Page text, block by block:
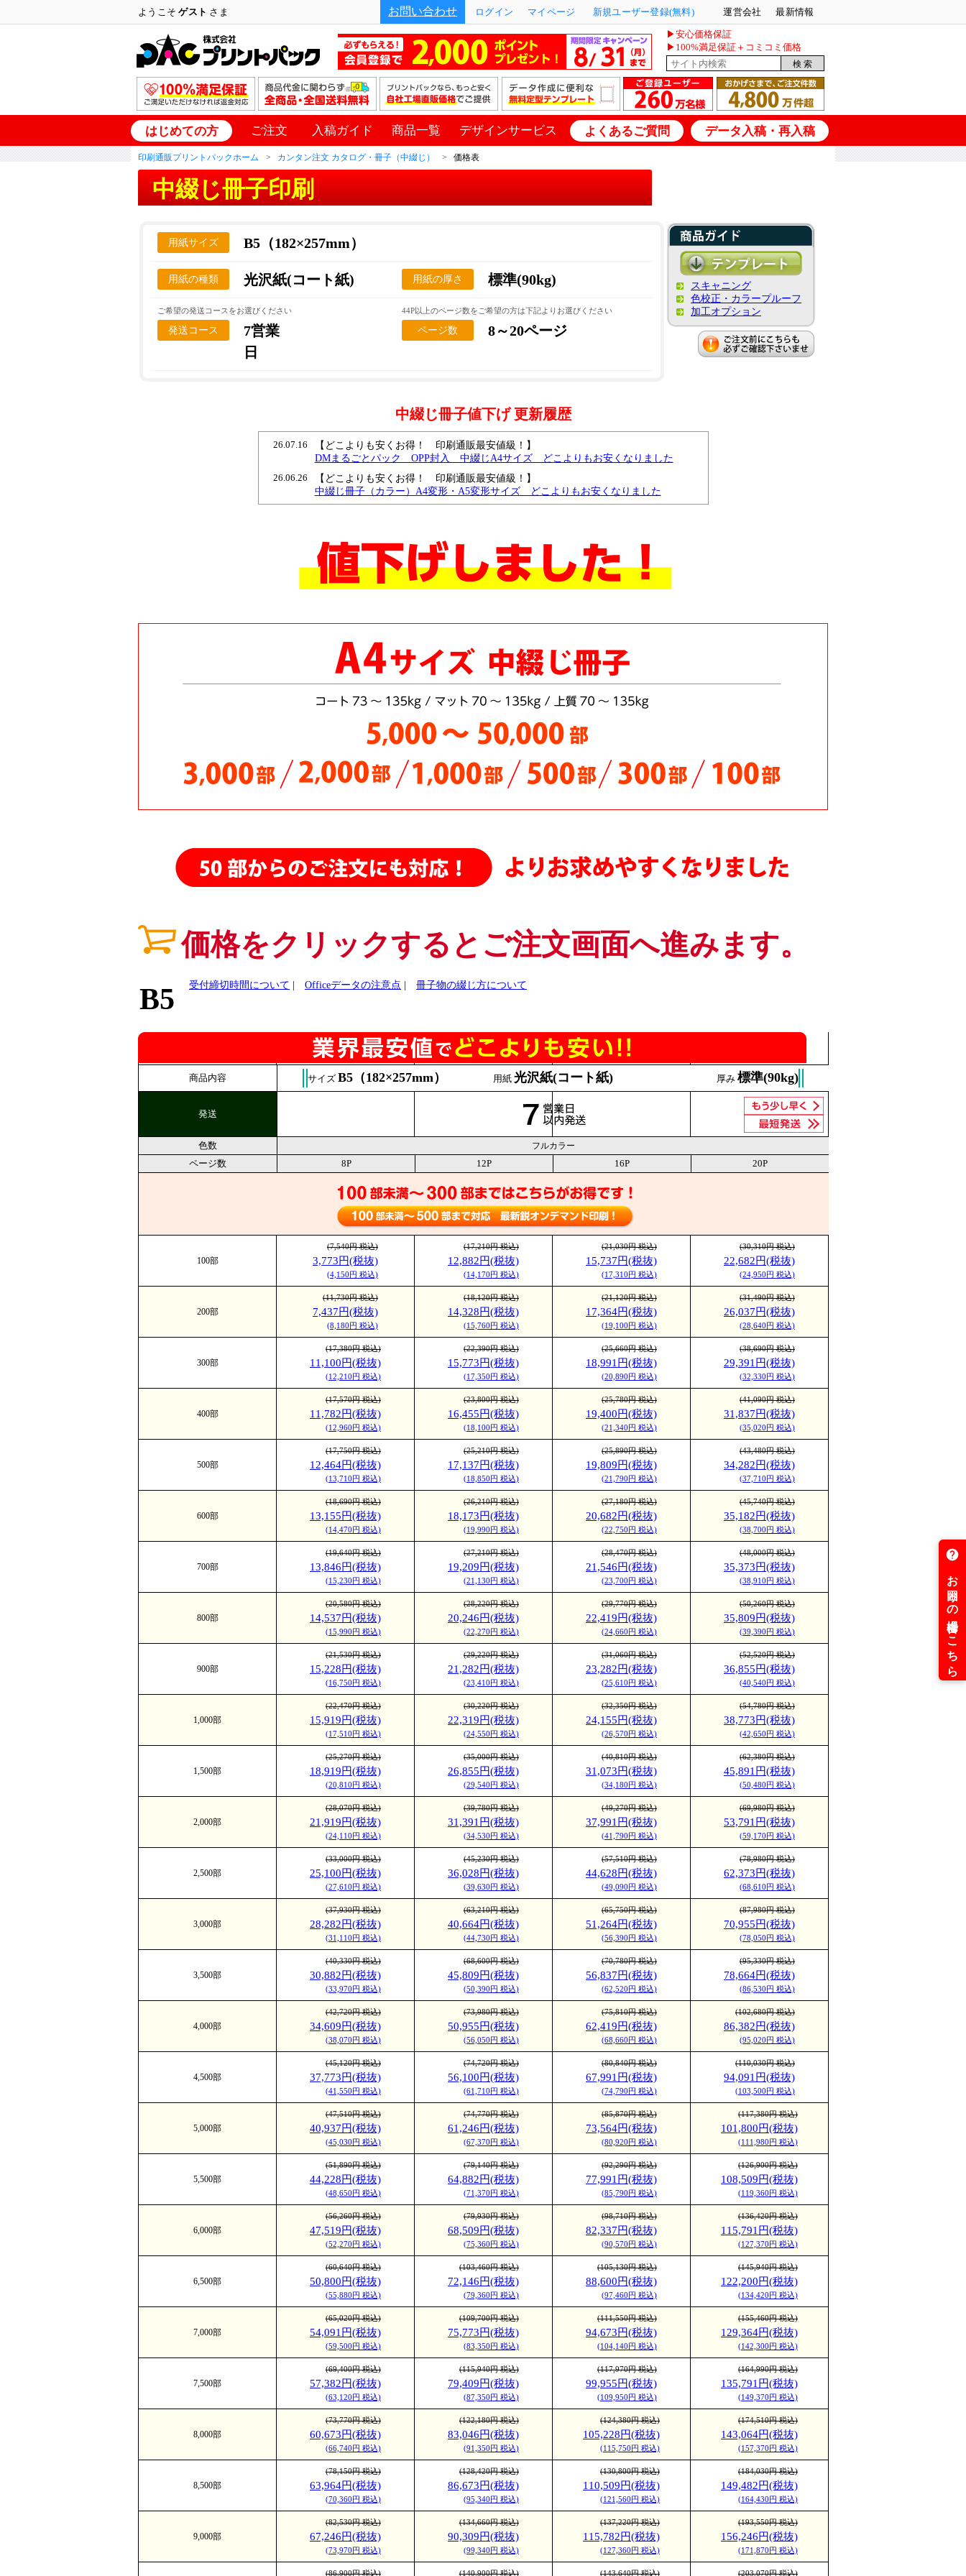
ようこそゲスト さま お問い合わせ ログイン マイページ 新規ユーザー登録(無料) 運営会社 最新情報
▶安心価格保証
▶100%満足保証＋コミコミ価格
はじめての方 ご注文 入稿ガイド 商品一覧 デザインサービス よくあるご質問 データ入稿・再入稿
印刷通販プリントパックホーム カンタン注文 カタログ・冊子（中綴じ） 価格表
中綴じ冊子印刷
用紙サイズ B5（182×257mm）
用紙の種類 光沢紙(コート紙) 用紙の厚さ 標準(90kg)
ご希望の発送コースをお選びください
発送コース
7営業
日
44P以上のページ数をご希望の方は下記よりお選びください
ページ数 8～20ページ
スキャニング
色校正・カラープルーフ
加工オプション
中綴じ冊子値下げ 更新履歴
26.07.16
【どこよりも安くお得！ 印刷通販最安値級！】
DMまるごとパック OPP封入 中綴じA4サイズ どこよりもお安くなりました
26.06.26
【どこよりも安くお得！ 印刷通販最安値級！】
中綴じ冊子（カラー）A4変形・A5変形サイズ どこよりもお安くなりました
中綴じモノクロA4・B5サイズがどこよりもお安くなりました
中綴じモノクロ B6・A5サイズ どこよりも安く、さらに値下げしました
中綴じ冊子・A4サイズを、どこよりも安く値下げしました。
26.02.19
中綴じ冊子・モノクロ・A6サイズをどこよりも安く値下げしました
中綴じ冊子・モノクロ・A5/B6 サイズをどこよりも安く値下げしました
中綴じ冊子・カラー・B6サイズ 7営業日を追加し、どこよりも安く値下げしました
26.02.06
中綴じ冊子・モノクロ・A4サイズをさらに値下げしました。最大5万部ご対応中！
中綴じ冊子・A4サイズ・カラー 各種用紙を更に値下げしました
中綴じ冊子（カラー）A4／B5サイズ さらに値下げしました
折パンフレット
中綴じ冊子（モノクロ）をさらに値下げしました
26.01.20
中綴じ冊子・A4・B5変形サイズ（モノクロ） さらに値下げしました
25.11.07
中綴じ冊子（カラー）A4、B5、A5サイズ（5,000部まで）更に値下げしました！
25.10.13
オフセット中綴じ・A4サイズ 5,000部～50,000部をさらに【値下げ】はじめました！
25.10.08
オフセット中綴じ冊子・A5変形カラー さらに【値下げ】はじめました！
25.09.15
中綴じ冊子・A4サイズ 100・300・500・1000・2000・3000部をさらに値下げ！
価格をクリックするとご注文画面へ進みます。
B5
受付締切時間について Officeデータの注意点 冊子物の綴じ方について
100部
(7,540円 税込)
3,773円(税抜)
(4,150円 税込)
(17,210円 税込)
12,882円(税抜)
(14,170円 税込)
(21,030円 税込)
15,737円(税抜)
(17,310円 税込)
(30,310円 税込)
22,682円(税抜)
(24,950円 税込)
200部
(11,730円 税込)
7,437円(税抜)
(8,180円 税込)
(18,120円 税込)
14,328円(税抜)
(15,760円 税込)
(21,120円 税込)
17,364円(税抜)
(19,100円 税込)
(31,490円 税込)
26,037円(税抜)
(28,640円 税込)
300部
(17,380円 税込)
11,100円(税抜)
(12,210円 税込)
(22,390円 税込)
15,773円(税抜)
(17,350円 税込)
(25,660円 税込)
18,991円(税抜)
(20,890円 税込)
(38,690円 税込)
29,391円(税抜)
(32,330円 税込)
400部
(17,570円 税込)
11,782円(税抜)
(12,960円 税込)
(23,800円 税込)
16,455円(税抜)
(18,100円 税込)
(25,780円 税込)
19,400円(税抜)
(21,340円 税込)
(41,090円 税込)
31,837円(税抜)
(35,020円 税込)
500部
(17,750円 税込)
12,464円(税抜)
(13,710円 税込)
(25,210円 税込)
17,137円(税抜)
(18,850円 税込)
(25,890円 税込)
19,809円(税抜)
(21,790円 税込)
(43,480円 税込)
34,282円(税抜)
(37,710円 税込)
600部
(18,690円 税込)
13,155円(税抜)
(14,470円 税込)
(26,210円 税込)
18,173円(税抜)
(19,990円 税込)
(27,180円 税込)
20,682円(税抜)
(22,750円 税込)
(45,740円 税込)
35,182円(税抜)
(38,700円 税込)
700部
(19,640円 税込)
13,846円(税抜)
(15,230円 税込)
(27,210円 税込)
19,209円(税抜)
(21,130円 税込)
(28,470円 税込)
21,546円(税抜)
(23,700円 税込)
(48,000円 税込)
35,373円(税抜)
(38,910円 税込)
800部
(20,580円 税込)
14,537円(税抜)
(15,990円 税込)
(28,220円 税込)
20,246円(税抜)
(22,270円 税込)
(29,770円 税込)
22,419円(税抜)
(24,660円 税込)
(50,260円 税込)
35,809円(税抜)
(39,390円 税込)
900部
(21,530円 税込)
15,228円(税抜)
(16,750円 税込)
(29,220円 税込)
21,282円(税抜)
(23,410円 税込)
(31,060円 税込)
23,282円(税抜)
(25,610円 税込)
(52,520円 税込)
36,855円(税抜)
(40,540円 税込)
1,000部
(22,470円 税込)
15,919円(税抜)
(17,510円 税込)
(30,220円 税込)
22,319円(税抜)
(24,550円 税込)
(32,350円 税込)
24,155円(税抜)
(26,570円 税込)
(54,780円 税込)
38,773円(税抜)
(42,650円 税込)
1,500部
(25,270円 税込)
18,919円(税抜)
(20,810円 税込)
(35,000円 税込)
26,855円(税抜)
(29,540円 税込)
(40,810円 税込)
31,073円(税抜)
(34,180円 税込)
(62,380円 税込)
45,891円(税抜)
(50,480円 税込)
2,000部
(28,070円 税込)
21,919円(税抜)
(24,110円 税込)
(39,780円 税込)
31,391円(税抜)
(34,530円 税込)
(49,270円 税込)
37,991円(税抜)
(41,790円 税込)
(69,980円 税込)
53,791円(税抜)
(59,170円 税込)
2,500部
(33,000円 税込)
25,100円(税抜)
(27,610円 税込)
(45,230円 税込)
36,028円(税抜)
(39,630円 税込)
(57,510円 税込)
44,628円(税抜)
(49,090円 税込)
(78,980円 税込)
62,373円(税抜)
(68,610円 税込)
3,000部
(37,930円 税込)
28,282円(税抜)
(31,110円 税込)
(63,210円 税込)
40,664円(税抜)
(44,730円 税込)
(65,750円 税込)
51,264円(税抜)
(56,390円 税込)
(87,980円 税込)
70,955円(税抜)
(78,050円 税込)
3,500部
(40,330円 税込)
30,882円(税抜)
(33,970円 税込)
(68,600円 税込)
45,809円(税抜)
(50,390円 税込)
(70,780円 税込)
56,837円(税抜)
(62,520円 税込)
(95,330円 税込)
78,664円(税抜)
(86,530円 税込)
4,000部
(42,720円 税込)
34,609円(税抜)
(38,070円 税込)
(73,980円 税込)
50,955円(税抜)
(56,050円 税込)
(75,810円 税込)
62,419円(税抜)
(68,660円 税込)
(102,680円 税込)
86,382円(税抜)
(95,020円 税込)
4,500部
(45,120円 税込)
37,773円(税抜)
(41,550円 税込)
(74,720円 税込)
56,100円(税抜)
(61,710円 税込)
(80,840円 税込)
67,991円(税抜)
(74,790円 税込)
(110,030円 税込)
94,091円(税抜)
(103,500円 税込)
5,000部
(47,510円 税込)
40,937円(税抜)
(45,030円 税込)
(74,770円 税込)
61,246円(税抜)
(67,370円 税込)
(85,870円 税込)
73,564円(税抜)
(80,920円 税込)
(117,380円 税込)
101,800円(税抜)
(111,980円 税込)
5,500部
(51,890円 税込)
44,228円(税抜)
(48,650円 税込)
(79,140円 税込)
64,882円(税抜)
(71,370円 税込)
(92,290円 税込)
77,991円(税抜)
(85,790円 税込)
(126,900円 税込)
108,509円(税抜)
(119,360円 税込)
6,000部
(56,260円 税込)
47,519円(税抜)
(52,270円 税込)
(79,930円 税込)
68,509円(税抜)
(75,360円 税込)
(98,710円 税込)
82,337円(税抜)
(90,570円 税込)
(136,420円 税込)
115,791円(税抜)
(127,370円 税込)
6,500部
(60,640円 税込)
50,800円(税抜)
(55,880円 税込)
(103,460円 税込)
72,146円(税抜)
(79,360円 税込)
(105,130円 税込)
88,600円(税抜)
(97,460円 税込)
(145,940円 税込)
122,200円(税抜)
(134,420円 税込)
7,000部
(65,020円 税込)
54,091円(税抜)
(59,500円 税込)
(109,700円 税込)
75,773円(税抜)
(83,350円 税込)
(111,550円 税込)
94,673円(税抜)
(104,140円 税込)
(155,460円 税込)
129,364円(税抜)
(142,300円 税込)
7,500部
(69,400円 税込)
57,382円(税抜)
(63,120円 税込)
(115,940円 税込)
79,409円(税抜)
(87,350円 税込)
(117,970円 税込)
99,955円(税抜)
(109,950円 税込)
(164,990円 税込)
135,791円(税抜)
(149,370円 税込)
8,000部
(73,770円 税込)
60,673円(税抜)
(66,740円 税込)
(122,180円 税込)
83,046円(税抜)
(91,350円 税込)
(124,380円 税込)
105,228円(税抜)
(115,750円 税込)
(174,510円 税込)
143,064円(税抜)
(157,370円 税込)
8,500部
(78,150円 税込)
63,964円(税抜)
(70,360円 税込)
(128,420円 税込)
86,673円(税抜)
(95,340円 税込)
(130,800円 税込)
110,509円(税抜)
(121,560円 税込)
(184,030円 税込)
149,482円(税抜)
(164,430円 税込)
9,000部
(82,530円 税込)
67,246円(税抜)
(73,970円 税込)
(134,660円 税込)
90,309円(税抜)
(99,340円 税込)
(137,220円 税込)
115,782円(税抜)
(127,360円 税込)
(193,550円 税込)
156,246円(税抜)
(171,870円 税込)
(86,900円 税込) (140,900円 税込) (143,640円 税込) (203,070円 税込)
商品内容 サイズ B5（182×257mm） 用紙 光沢紙(コート紙) 厚み 標準(90kg)
発送
色数 フルカラー
ページ数 8P 12P 16P 20P